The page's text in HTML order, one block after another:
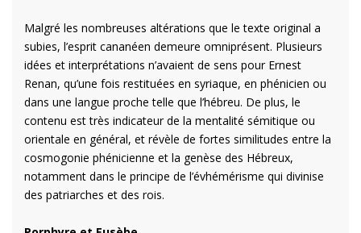
Malgré les nombreuses altérations que le texte original a
subies, l’esprit cananéen demeure omniprésent. Plusieurs
idées et interprétations n’avaient de sens pour Ernest
Renan, qu’une fois restituées en syriaque, en phénicien ou
dans une langue proche telle que l’hébreu. De plus, le
contenu est très indicateur de la mentalité sémitique ou
orientale en général, et révèle de fortes similitudes entre la
cosmogonie phénicienne et la genèse des Hébreux,
notamment dans le principe de l’évhémérisme qui divinise
des patriarches et des rois.